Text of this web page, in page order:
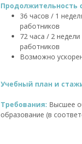
Продолжительность
36 часов / 1
работников
72 часа / 2
работников
Возможно
Учебный план и
Требования: Высшее
образование (в